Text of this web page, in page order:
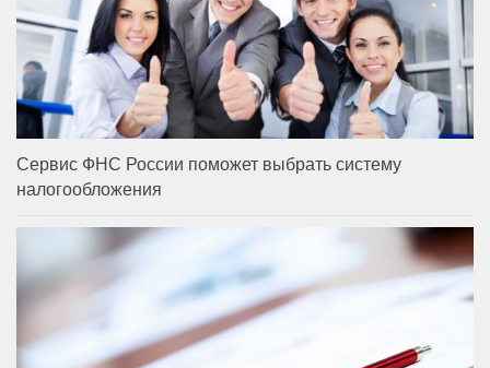
Сервис ФНС России поможет выбрать систему
налогообложения